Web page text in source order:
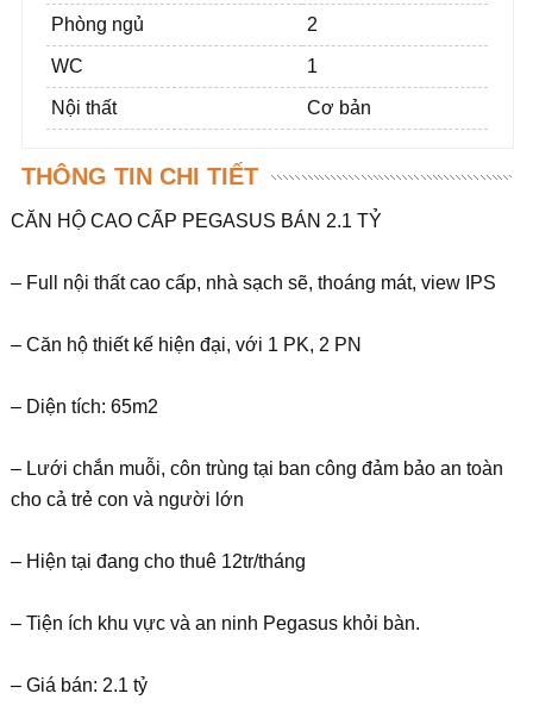
Phòng ngủ 2
WC 1
Nội thất Cơ bản
THÔNG TIN CHI TIẾT
CĂN HỘ CAO CẤP PEGASUS BÁN 2.1 TỶ
– Full nội thất cao cấp, nhà sạch sẽ, thoáng mát, view IPS
– Căn hộ thiết kế hiện đại, với 1 PK, 2 PN
– Diện tích: 65m2
– Lưới chắn muỗi, côn trùng tại ban công đảm bảo an toàn
cho cả trẻ con và người lớn
– Hiện tại đang cho thuê 12tr/tháng
– Tiện ích khu vực và an ninh Pegasus khỏi bàn.
– Giá bán: 2.1 tỷ